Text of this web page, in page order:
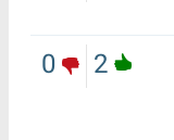
2
0